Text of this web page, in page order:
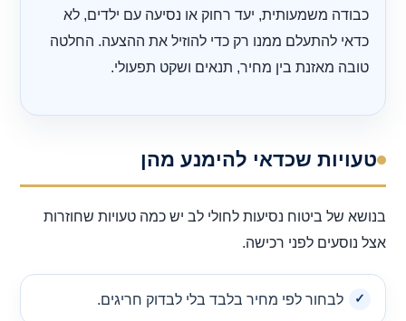
כבודה משמעותית, יעד רחוק או נסיעה עם ילדים, לא
כדאי להתעלם ממנו רק כדי להוזיל את ההצעה. החלטה
טובה מאזנת בין מחיר, תנאים ושקט תפעולי.
טעויות שכדאי להימנע מהן
בנושא של ביטוח נסיעות לחולי לב יש כמה טעויות שחוזרות
אצל נוסעים לפני רכישה.
לבחור לפי מחיר בלבד בלי לבדוק חריגים.